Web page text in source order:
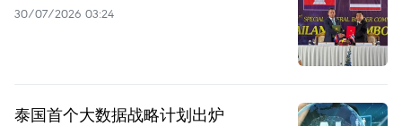
30/07/2026 03:24
泰国首个大数据战略计划出炉